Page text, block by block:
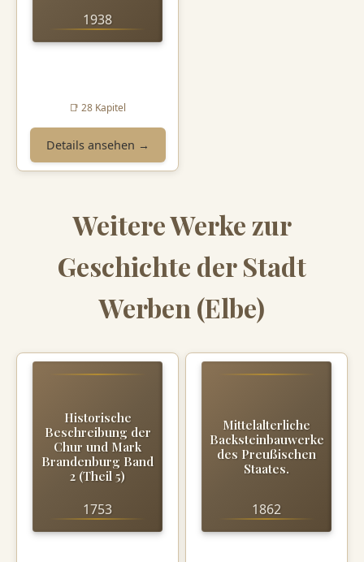
1938
📑 28 Kapitel
Details ansehen →
Weitere Werke zur
Geschichte der Stadt
Werben (Elbe)
Historische
Beschreibung der
Chur und Mark
Brandenburg Band
2 (Theil 5)
1753
Mittelalterliche
Backsteinbauwerke
des Preußischen
Staates.
1862